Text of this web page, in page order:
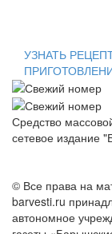
УЗНАТЬ
Средство
сетевое издание
© Все права на
barvesti.ru
автономное